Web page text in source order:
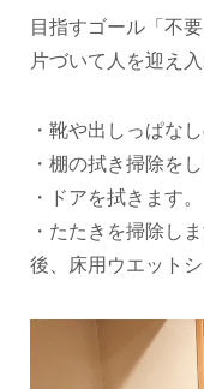
目指すゴール「不
片づいて人を迎え
・靴や出しっぱな
・棚の拭き掃除をし
・ドアを拭きます。
・たたきを掃除し
後、床用ウエット